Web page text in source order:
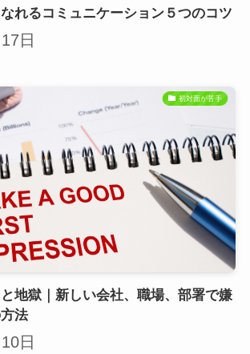
れるコミュニケーション５つのコツ
日
初対面が苦手
地獄｜新しい会社、職場、部署で嫌
法
日